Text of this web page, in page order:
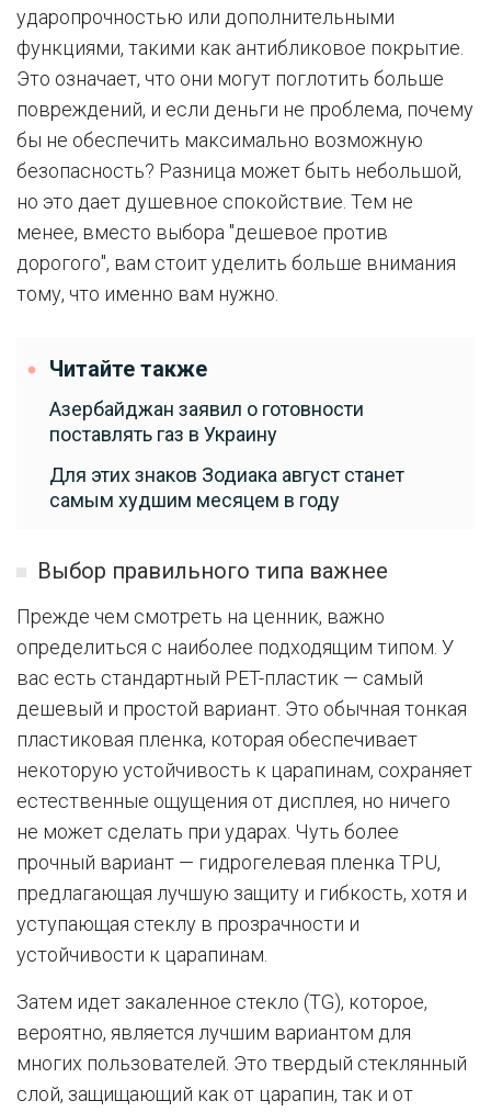
ударопрочностью или дополнительными
функциями, такими как антибликовое покрытие.
Это означает, что они могут поглотить больше
повреждений, и если деньги не проблема, почему
бы не обеспечить максимально возможную
безопасность? Разница может быть небольшой,
но это дает душевное спокойствие. Тем не
менее, вместо выбора "дешевое против
дорогого", вам стоит уделить больше внимания
тому, что именно вам нужно.
Читайте также
Азербайджан заявил о готовности
поставлять газ в Украину
Для этих знаков Зодиака август станет
самым худшим месяцем в году
Выбор правильного типа важнее
Прежде чем смотреть на ценник, важно
определиться с наиболее подходящим типом. У
вас есть стандартный PET-пластик — самый
дешевый и простой вариант. Это обычная тонкая
пластиковая пленка, которая обеспечивает
некоторую устойчивость к царапинам, сохраняет
естественные ощущения от дисплея, но ничего
не может сделать при ударах. Чуть более
прочный вариант — гидрогелевая пленка TPU,
предлагающая лучшую защиту и гибкость, хотя и
уступающая стеклу в прозрачности и
устойчивости к царапинам.
Затем идет закаленное стекло (TG), которое,
вероятно, является лучшим вариантом для
многих пользователей. Это твердый стеклянный
слой, защищающий как от царапин, так и от